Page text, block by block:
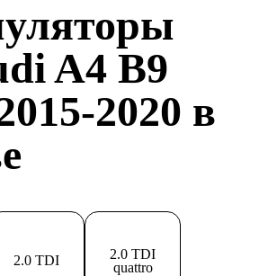
A4 B9
2020 в
2.0 TDI
2.0 TDI
quattro